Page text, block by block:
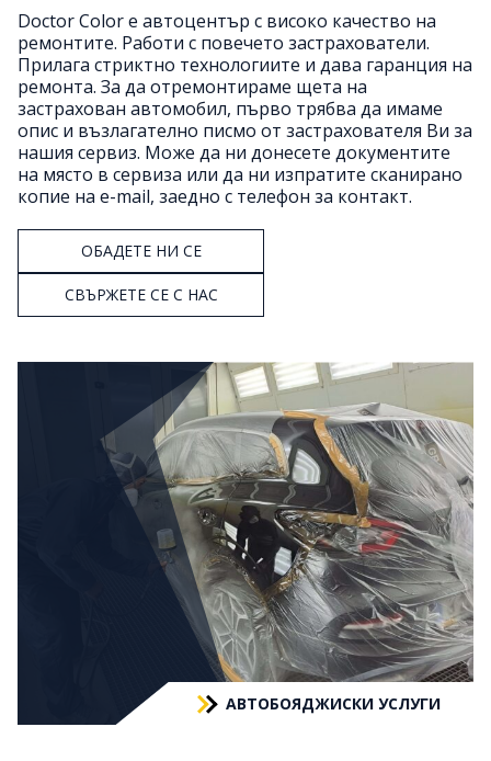
Doctor Color e автоцентър с високо качество на
ремонтите. Работи с повечето застрахователи.
Прилага стриктно технологиите и дава гаранция на
ремонта. За да отремонтираме щета на
застрахован автомобил, първо трябва да имаме
опис и възлагателно писмо от застрахователя Ви за
нашия сервиз. Може да ни донесете документите
на място в сервиза или да ни изпратите сканирано
копие на e-mail, заедно с телефон за контакт.
ОБАДЕТЕ НИ СЕ
СВЪРЖЕТЕ СЕ С НАС
АВТОБОЯДЖИСКИ УСЛУГИ